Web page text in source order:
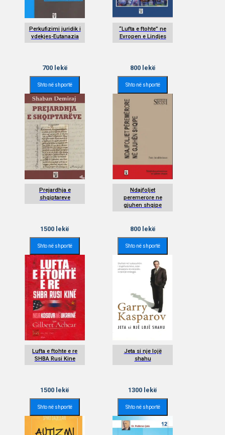
Perkufizimi juridik i
vdekjes-Eutanazia
700lekë
Shto në shportë
“Lufta e ftohte” ne
Evropen e Lindjes
800lekë
Shto në shportë
Prejardhja e
shqiptareve
1500 lekë
Shto në shportë
Ndajfoljet
peremerore ne
gjuhen shqipe
800lekë
Shto në shportë
Lufta e ftohte e re
SHBA Rusi Kine
1500 lekë
Shto në shportë
Jeta si nje lojë
shahu
1300 lekë
Shto në shportë